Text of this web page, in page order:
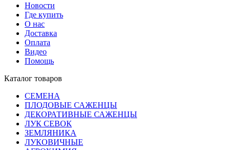
Новости
Где купить
О нас
Доставка
Оплата
Видео
Помощь
Каталог товаров
СЕМЕНА
ПЛОДОВЫЕ САЖЕНЦЫ
ДЕКОРАТИВНЫЕ САЖЕНЦЫ
ЛУК СЕВОК
ЗЕМЛЯНИКА
ЛУКОВИЧНЫЕ